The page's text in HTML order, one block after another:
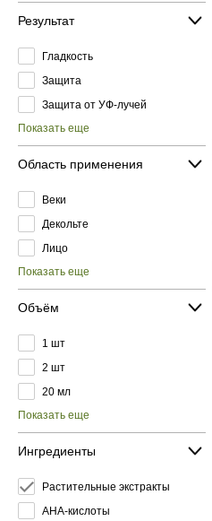
Результат
Гладкость
Защита
Защита от УФ-лучей
Показать еще
Область применения
Веки
Декольте
Лицо
Показать еще
Объём
1 шт
2 шт
20 мл
Показать еще
Ингредиенты
Растительные экстракты
AHA-кислоты